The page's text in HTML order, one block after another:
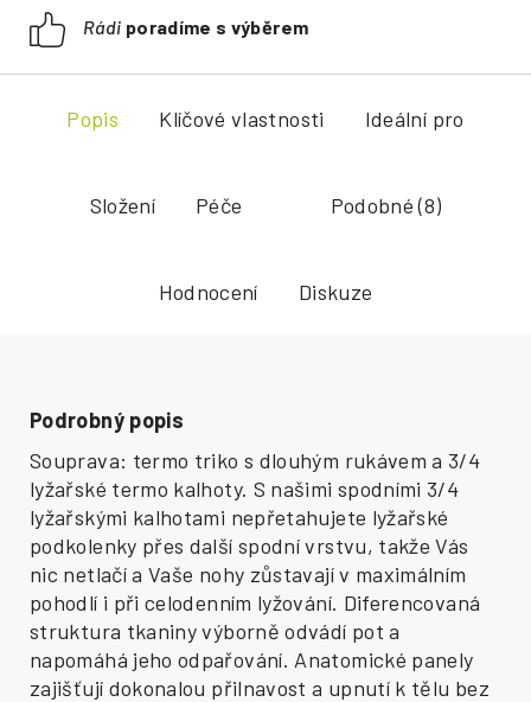
Rádi poradíme s výběrem
Popis Klíčové vlastnosti Ideální pro
Složení Péče Podobné (8)
Hodnocení Diskuze
Podrobný popis
Souprava: termo triko s dlouhým rukávem a 3/4
lyžařské termo kalhoty. S našimi spodními 3/4
lyžařskými kalhotami nepřetahujete lyžařské
podkolenky přes další spodní vrstvu, takže Vás
nic netlačí a Vaše nohy zůstavají v maximálním
pohodlí i při celodenním lyžování. Diferencovaná
struktura tkaniny výborně odvádí pot a
napomáhá jeho odpařování. Anatomické panely
zajišťují dokonalou přilnavost a upnutí k tělu bez